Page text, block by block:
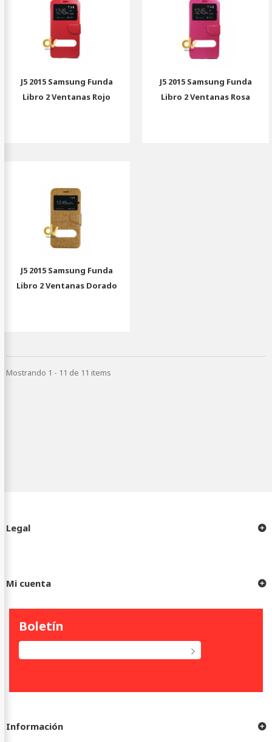
J5 2015 Samsung Funda
Libro 2 Ventanas Rojo
J5 2015 Samsung Funda
Libro 2 Ventanas Rosa
J5 2015 Samsung Funda
Libro 2 Ventanas Dorado
Mostrando 1 - 11 de 11 items
Legal
Mi cuenta
Boletín
Información